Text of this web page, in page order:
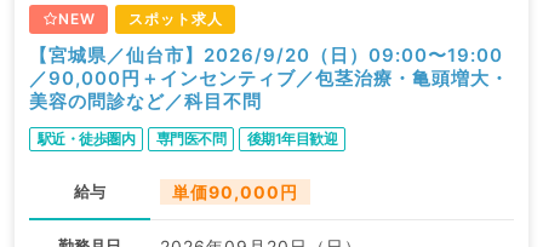
NEW スポット求人
【宮城県／仙台市】2026/9/20（日）09:00〜19:00
／90,000円＋インセンティブ／包茎治療・亀頭増大・
美容の問診など／科目不問
駅近・徒歩圏内 専門医不問 後期1年目歓迎
給与 単価90,000円